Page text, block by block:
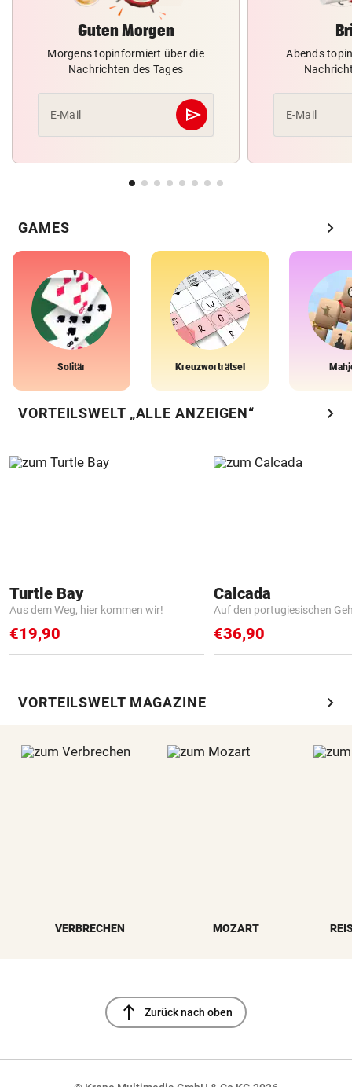
Guten Morgen
Morgens topinformiert über die
Nachrichten des Tages
E-Mail send
Abschicken
Abends
E-Mail
GAMES chevron_right
Solitär Kreuzworträtsel
VORTEILSWELT „ALLE ANZEIGEN“ chevron_right
Turtle Bay
Aus dem Weg, hier kommen wir!
€19,90
Calcada
Auf den portugiesischen
€36,90
VORTEILSWELT MAGAZINE chevron_right
VERBRECHEN MOZART
north Zurück nach oben